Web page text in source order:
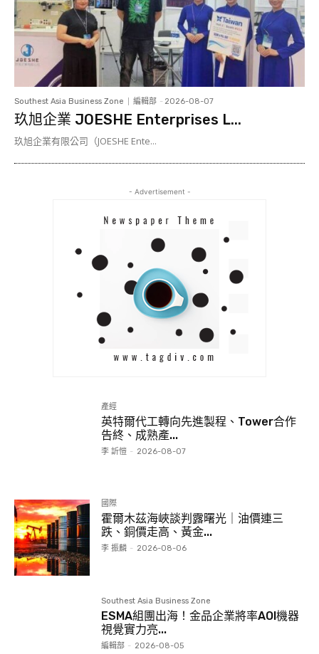
Southest Asia Business Zone 編輯部 - 2026-08-07
玖旭企業 JOESHE Enterprises L...
玖旭企業有限公司（JOESHE Ente...
- Advertisement -
產經
英特爾代工轉向先進製程、Tower合作
告終、成熟產...
李 訢愷 - 2026-08-07
國際
霍爾木茲海峽談判露曙光｜油價連三
跌、銅價走高、黃金...
李 振麟 - 2026-08-06
Southest Asia Business Zone
ESMA組團出海！金品企業將率AOI機器
視覺實力亮...
編輯部 - 2026-08-05